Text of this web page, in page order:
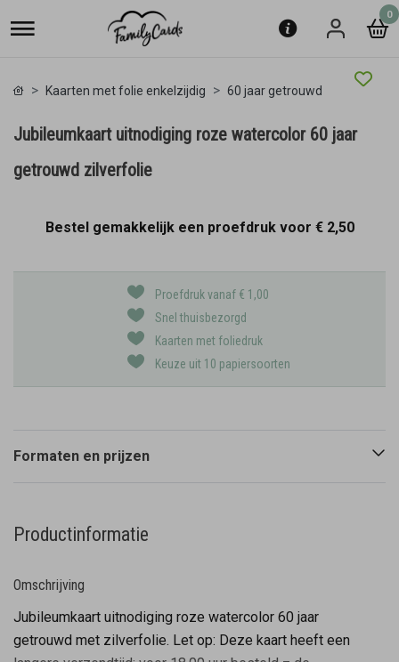
0
Kaarten met folie enkelzijdig 60 jaar getrouwd
Jubileumkaart uitnodiging roze watercolor 60 jaar
getrouwd zilverfolie
Bestel gemakkelijk een proefdruk voor € 2,50
Proefdruk vanaf € 1,00
Snel thuisbezorgd
Kaarten met foliedruk
Keuze uit 10 papiersoorten
Formaten en prijzen
Productinformatie
Omschrijving
Jubileumkaart uitnodiging roze watercolor 60 jaar
getrouwd met zilverfolie. Let op: Deze kaart heeft een